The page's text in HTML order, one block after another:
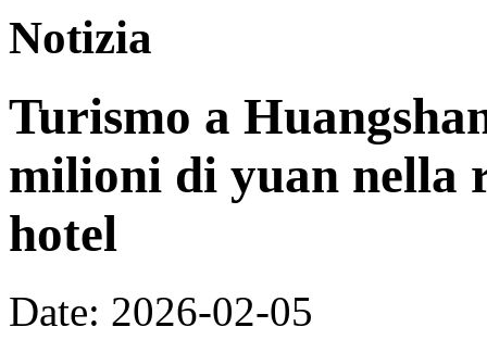
Notizia
Turismo a
milioni di yuan nella
hotel
Date: 2026-02-05